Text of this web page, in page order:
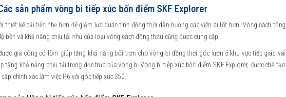
sản phẩm vòng bi tiếp xúc bốn điểm SKF Explorer
thiết kế cải tiến nhẹ hơn để giảm lực quán tính đồng thời dẫn hướng các viên bi tốt hơn. Vòng cách tổng
bền và khả năng chịu tải như của loại vòng cách đồng thau cũng được cung cấp.
gia công có lõm giúp tăng khả năng bôi trơn cho vòng bi đồng thời góc lượn ở khu vực tiếp giáp vai
tăng khả năng chịu tải trọng dọc trục của vòng bi.Vòng bi tiếp xúc bốn điểm SKF Explorer, được chế tạo
chính xác làm việc P6 với góc tiếp xúc 350.